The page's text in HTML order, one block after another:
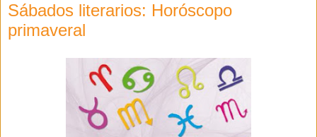
Sábados literarios: Horóscopo
primaveral